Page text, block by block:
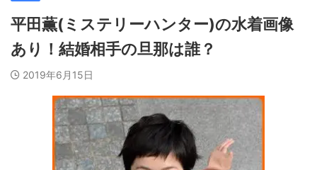
平田薫(ミステリーハンター)の水着画像
あり！結婚相手の旦那は誰？
2019年6月15日